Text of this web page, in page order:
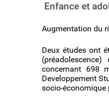
Enfance et
Augmentation du
Deux études ont
concernant 698
Developpement
socio-économique